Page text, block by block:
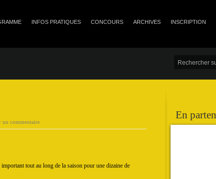
INFOS PRATIQUES CONCOURS ARCHIVES INSCRIPTION
un commentaire
tout au long de la saison pour une dizaine de
En